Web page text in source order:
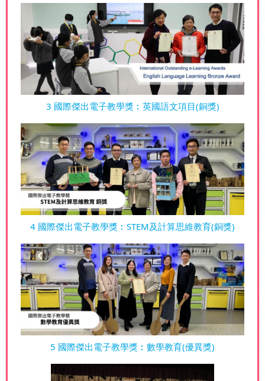
3 國際傑出電子教學獎︰英國語文項目(銅獎)
4 國際傑出電子教學獎︰STEM及計算思維教育(銅獎)
5 國際傑出電子教學獎︰數學教育(優異獎)